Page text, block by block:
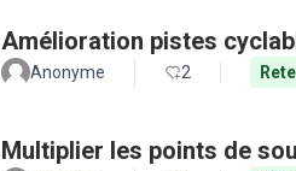
Amélioration pistes
Anonyme 2
Multiplier les points de